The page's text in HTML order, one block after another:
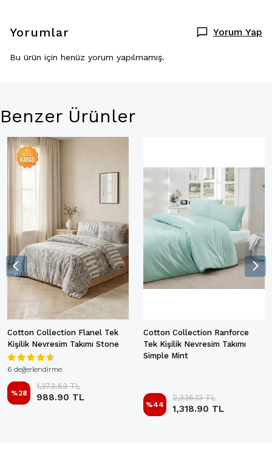
Yorumlar Yorum Yap
Bu ürün için henüz yorum yapılmamış.
Benzer Ürünler
Cotton Collection Flanel Tek
Kişilik Nevresim Takımı Stone
6 değerlendirme
%28
1,373.63 TL
988.90 TL
Cotton Collection Ranforce
Tek Kişilik Nevresim Takımı
Simple Mint
%44
2,336.13 TL
1,318.90 TL